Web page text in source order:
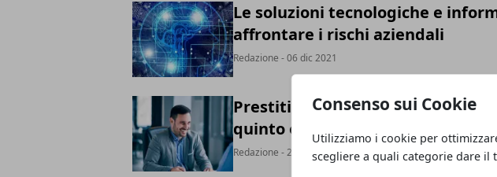
Consenso sui Cookie
Utilizziamo i cookie per
scegliere a quali categorie dare il
Le soluzioni tecnologiche e
affrontare i rischi aziendali
Redazione - 06 dic 2021
Prestiti personali: cresce
quinto e prestiti rapidi
Redazione - 20 nov 2021